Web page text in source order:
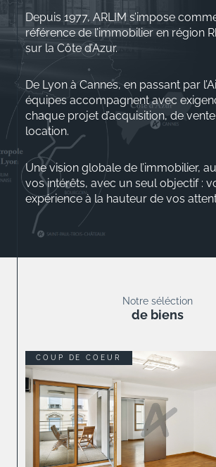
Depuis 1977, ARLIM s’impose
référence de l’immobilier en région
sur la Côte d’Azur.
De Lyon à Cannes, en passant par
équipes accompagnent avec
chaque projet d’acquisition, de
location.
Une vision globale de l’immobilier,
vos intérêts, avec un seul objectif :
expérience à la hauteur de vos
Notre séléction
de biens
COUP DE COEUR